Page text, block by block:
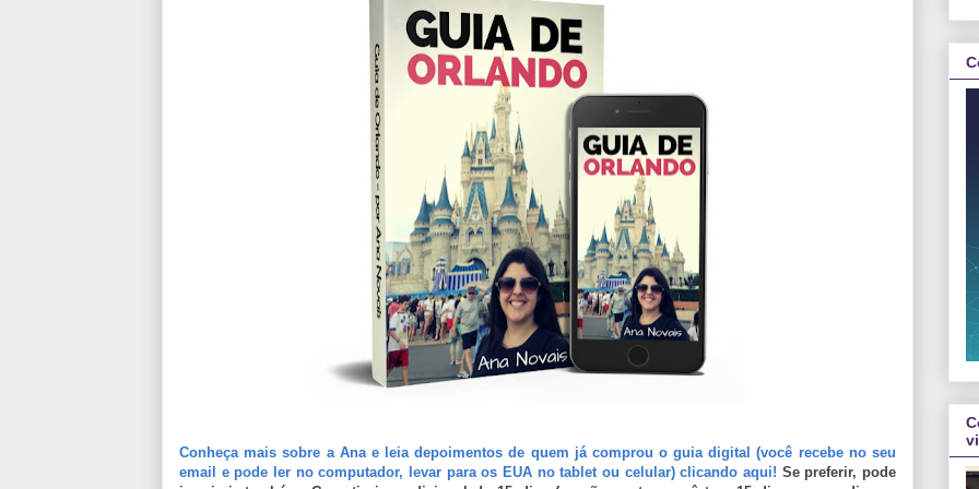
Conheça mais sobre a Ana e leia depoimentos de quem já comprou o guia digital (você recebe no seu
email e pode ler no computador, levar para os EUA no tablet ou celular) clicando aqui! Se preferir, pode